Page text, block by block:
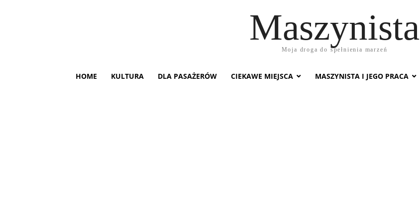
Maszynista
Moja droga do spełnienia marzeń
HOME KULTURA DLA PASAŻERÓW CIEKAWE MIEJSCA MASZYNISTA I JEGO PRACA